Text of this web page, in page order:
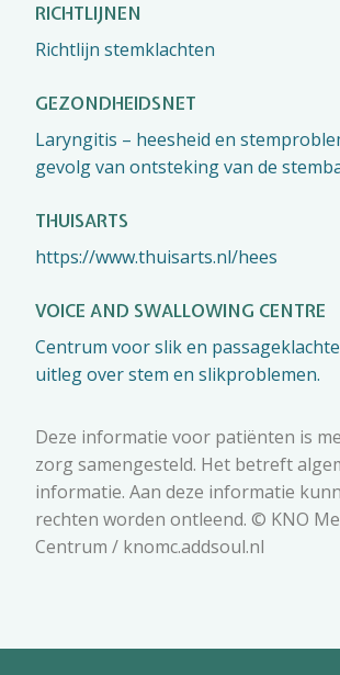
RICHTLIJNEN
Richtlijn stemklachten
GEZONDHEIDSNET
Laryngitis – heesheid en
gevolg van ontsteking van de
THUISARTS
https://www.thuisarts.nl/hees
VOICE AND SWALLOWING CENTRE
Centrum voor slik en
uitleg over stem en slikproblemen.
Deze informatie voor patiënten is
zorg samengesteld. Het betreft
informatie. Aan deze informatie
rechten worden ontleend. © KNO
Centrum / knomc.addsoul.nl